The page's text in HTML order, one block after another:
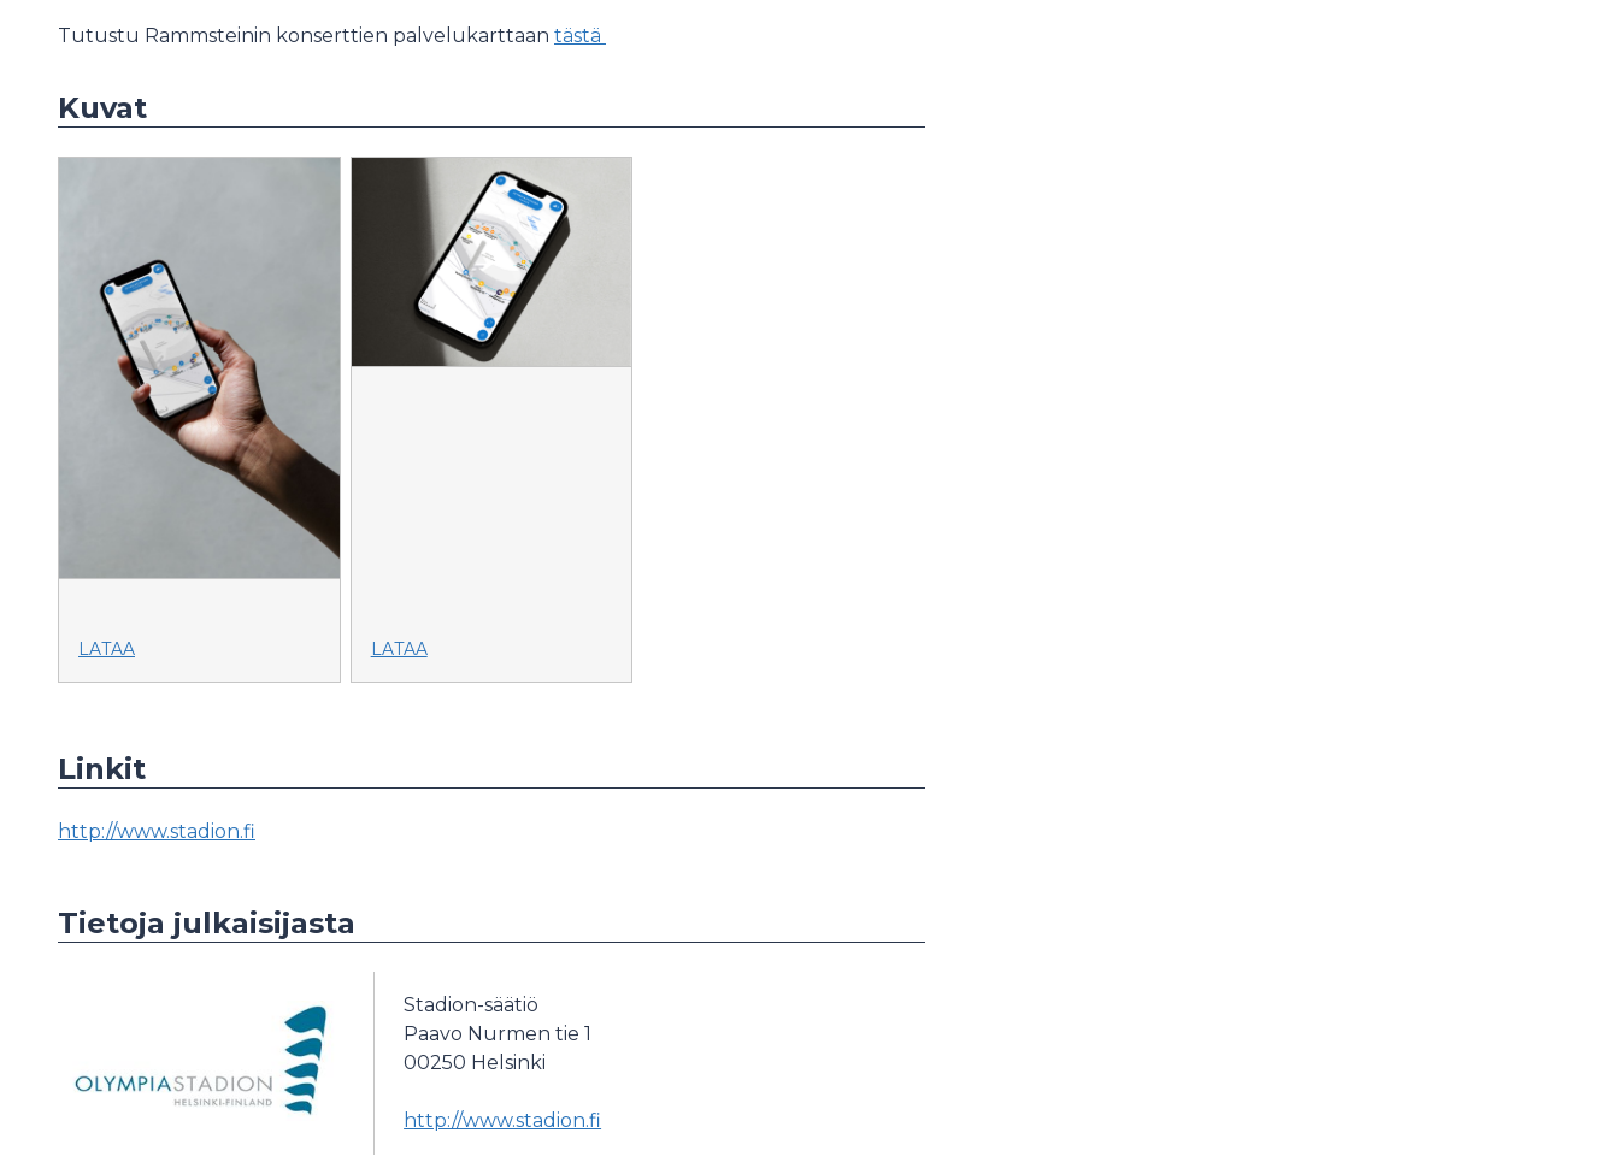
Tutustu Rammsteinin konserttien palvelukarttaan tästä
Kuvat
LATAA LATAA
Linkit
http://www.stadion.fi
Tietoja julkaisijasta
Stadion-säätiö
Paavo Nurmen tie 1
00250 Helsinki
http://www.stadion.fi